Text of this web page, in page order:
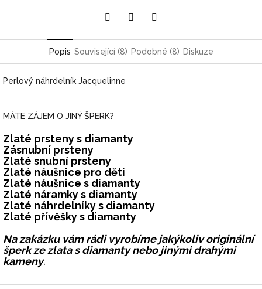
Popis Související (8) Podobné (8) Diskuze
Perlový náhrdelník Jacquelinne
MÁTE ZÁJEM O JINÝ ŠPERK?
Zlaté prsteny s diamanty
Zásnubní prsteny
Zlaté snubní prsteny
Zlaté náušnice pro děti
Zlaté náušnice s diamanty
Zlaté náramky s diamanty
Zlaté náhrdelníky s diamanty
Zlaté přívěšky s diamanty
Na zakázku vám rádi vyrobíme jakýkoliv originální
šperk ze zlata s diamanty nebo jinými drahými
kameny.